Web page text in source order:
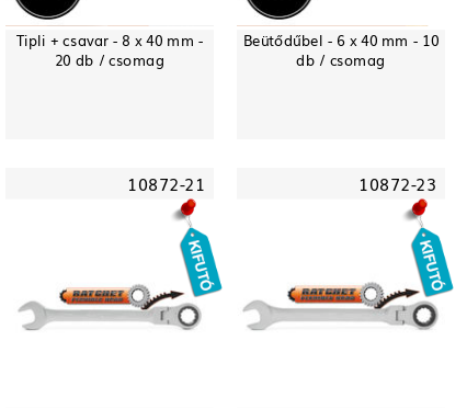
Tipli + csavar - 8 x 40 mm -
20 db / csomag
Beütődűbel - 6 x 40 mm - 10
db / csomag
10872-21 10872-23